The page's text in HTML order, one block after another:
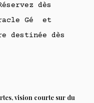
dès
Gé et
destinée dès
vision courte sur du